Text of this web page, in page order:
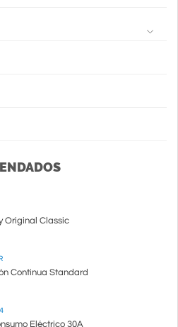
Original Classic
Continua Standard
Eléctrico 30A